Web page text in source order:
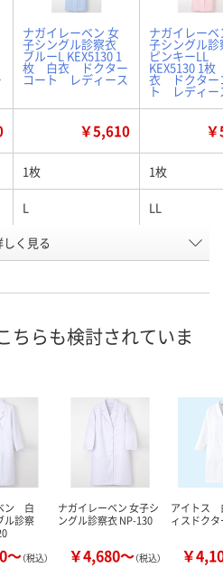
ナガイレーベン 女
子シングル診察衣
ブルーL KEX5130 1
枚 白衣 ドクター
コート レディース
ナガイレーベ
子シングル診
ピンキーLL
KEX5130 1
衣 ドクター
ト レディー
￥5,610
1枚 1枚
L LL
ブルー
カゴへ カ
しく見る
ちらも検討されていま
ン 白
診察
～（税込）
ナガイレーベン 女子シ
ングル診察衣 NP-130
￥4,680～（税込）
アイトス
ィスドク
￥